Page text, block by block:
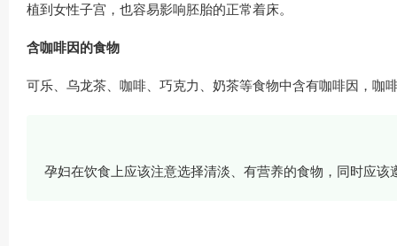
植到女性子宫，也容易影响胚胎的正常着床。
含咖啡因的食物
可乐、乌龙茶、咖啡、巧克力、奶茶等食物中含有咖啡因，咖
孕妇在饮食上应该注意选择清淡、有营养的食物，同时应